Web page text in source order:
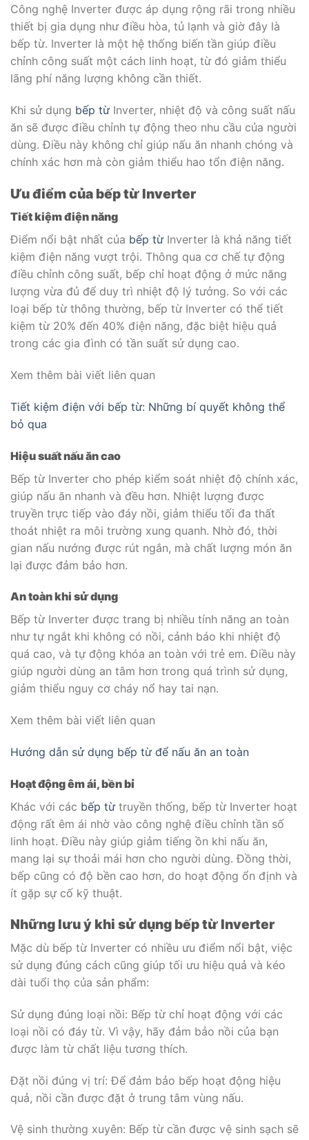
Công nghệ Inverter được áp dụng rộng rãi trong nhiều
thiết bị gia dụng như điều hòa, tủ lạnh và giờ đây là
bếp từ. Inverter là một hệ thống biến tần giúp điều
chỉnh công suất một cách linh hoạt, từ đó giảm thiểu
lãng phí năng lượng không cần thiết.
Khi sử dụng bếp từInverter, nhiệt độ và công suất nấu
ăn sẽ được điều chỉnh tự động theo nhu cầu của người
dùng. Điều này không chỉ giúp nấu ăn nhanh chóng và
chính xác hơn mà còn giảm thiểu hao tổn điện năng.
Ưu điểm của bếp từ Inverter
Tiết kiệm điện năng
Điểm nổi bật nhất của bếp từInverter là khả năng tiết
kiệm điện năng vượt trội. Thông qua cơ chế tự động
điều chỉnh công suất, bếp chỉ hoạt động ở mức năng
lượng vừa đủ để duy trì nhiệt độ lý tưởng. So với các
loại bếp từ thông thường, bếp từ Inverter có thể tiết
kiệm từ 20% đến 40% điện năng, đặc biệt hiệu quả
trong các gia đình có tần suất sử dụng cao.
Xem thêm bài viết liên quan
Tiết kiệm điện với bếp từ: Những bí quyết không thể
bỏ qua
Hiệu suất nấu ăn cao
Bếp từ Inverter cho phép kiểm soát nhiệt độ chính xác,
giúp nấu ăn nhanh và đều hơn. Nhiệt lượng được
truyền trực tiếp vào đáy nồi, giảm thiểu tối đa thất
thoát nhiệt ra môi trường xung quanh. Nhờ đó, thời
gian nấu nướng được rút ngắn, mà chất lượng món ăn
lại được đảm bảo hơn.
An toàn khi sử dụng
Bếp từ Inverter được trang bị nhiều tính năng an toàn
như tự ngắt khi không có nồi, cảnh báo khi nhiệt độ
quá cao, và tự động khóa an toàn với trẻ em. Điều này
giúp người dùng an tâm hơn trong quá trình sử dụng,
giảm thiểu nguy cơ cháy nổ hay tai nạn.
Xem thêm bài viết liên quan
Hướng dẫn sử dụng bếp từ để nấu ăn an toàn
Hoạt động êm ái, bền bỉ
Khác với các bếp từtruyền thống, bếp từ Inverter hoạt
động rất êm ái nhờ vào công nghệ điều chỉnh tần số
linh hoạt. Điều này giúp giảm tiếng ồn khi nấu ăn,
mang lại sự thoải mái hơn cho người dùng. Đồng thời,
bếp cũng có độ bền cao hơn, do hoạt động ổn định và
ít gặp sự cố kỹ thuật.
Những lưu ý khi sử dụng bếp từ Inverter
Mặc dù bếp từ Inverter có nhiều ưu điểm nổi bật, việc
sử dụng đúng cách cũng giúp tối ưu hiệu quả và kéo
dài tuổi thọ của sản phẩm:
Sử dụng đúng loại nồi: Bếp từ chỉ hoạt động với các
loại nồi có đáy từ. Vì vậy, hãy đảm bảo nồi của bạn
được làm từ chất liệu tương thích.
Đặt nồi đúng vị trí: Để đảm bảo bếp hoạt động hiệu
quả, nồi cần được đặt ở trung tâm vùng nấu.
Vệ sinh thường xuyên: Bếp từ cần được vệ sinh sạch sẽ